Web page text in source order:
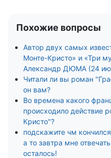
Похожие вопросы
Автор двух самых
Монте-Кристо» и «Три
Александр ДЮМА (24
Читали ли вы роман
он вам?
Во времена какого
происходило действие
Кристо"?
подскажите чм
а то завтра мне
осталось!